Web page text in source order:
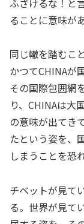
ることに意味が
同じ轍を踏むこ
かつてCHINAが
その国際包囲網
り、CHINAは大
の意味が出てき
たという姿を、
しまうことを恐
チベットが見て
る。世界が見て